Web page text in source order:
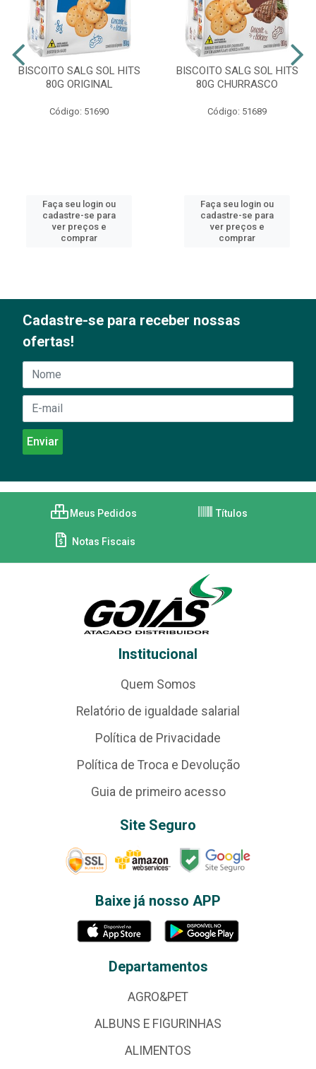
BISCOITO SALG SOL HITS
80G ORIGINAL
Código: 51690
Faça seu login ou
cadastre-se para
ver preços e
comprar
BISCOITO SALG SOL HITS
80G CHURRASCO
Código: 51689
Faça seu login ou
cadastre-se para
ver preços e
comprar
Cadastre-se para receber nossas
ofertas!
Meus Pedidos Títulos
Notas Fiscais
Institucional
Quem Somos
Relatório de igualdade salarial
Política de Privacidade
Política de Troca e Devolução
Guia de primeiro acesso
Site Seguro
Baixe já nosso APP
Departamentos
AGRO&PET
ALBUNS E FIGURINHAS
ALIMENTOS